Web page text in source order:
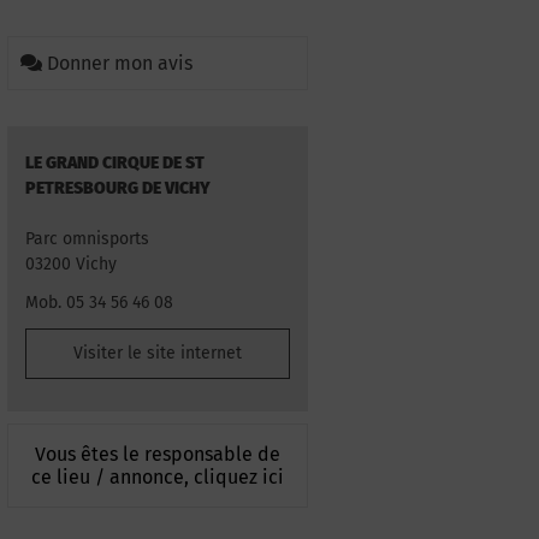
Donner mon avis
LE GRAND CIRQUE DE ST
PETRESBOURG DE VICHY
Parc omnisports
03200 Vichy
Mob. 05 34 56 46 08
Visiter le site internet
Vous êtes le responsable de
ce lieu / annonce, cliquez ici